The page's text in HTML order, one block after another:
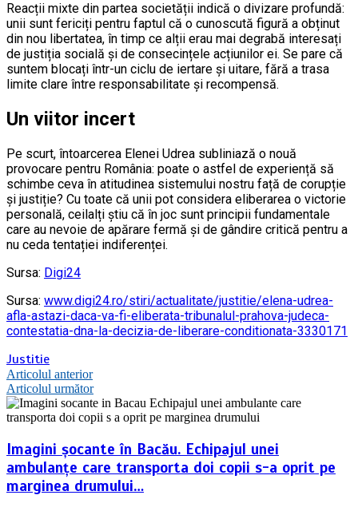
Reacții mixte din partea societății indică o divizare profundă:
unii sunt fericiți pentru faptul că o cunoscută figură a obținut
din nou libertatea, în timp ce alții erau mai degrabă interesați
de justiția socială și de consecințele acțiunilor ei. Se pare că
suntem blocați într-un ciclu de iertare și uitare, fără a trasa
limite clare între responsabilitate și recompensă.
Un viitor incert
Pe scurt, întoarcerea Elenei Udrea subliniază o nouă
provocare pentru România: poate o astfel de experiență să
schimbe ceva în atitudinea sistemului nostru față de corupție
și justiție? Cu toate că unii pot considera eliberarea o victorie
personală, ceilalți știu că în joc sunt principii fundamentale
care au nevoie de apărare fermă și de gândire critică pentru a
nu ceda tentației indiferenței.
Sursa: Digi24
Sursa: www.digi24.ro/stiri/actualitate/justitie/elena-udrea-
afla-astazi-daca-va-fi-eliberata-tribunalul-prahova-judeca-
contestatia-dna-la-decizia-de-liberare-conditionata-3330171
Justitie
Navigare
în
articole
Articolul anterior
Articolul următor
Imagini șocante în Bacău. Echipajul unei
ambulanțe care transporta doi copii s-a oprit pe
marginea drumului…